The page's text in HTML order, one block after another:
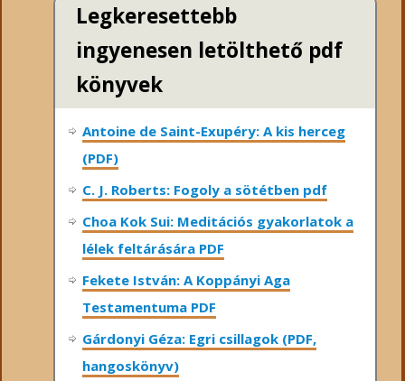
Legkeresettebb
ingyenesen letölthető pdf
könyvek
Antoine de Saint-Exupéry: A kis herceg
(PDF)
C. J. Roberts: Fogoly a sötétben pdf
Choa Kok Sui: Meditációs gyakorlatok a
lélek feltárására PDF
Fekete István: A Koppányi Aga
Testamentuma PDF
Gárdonyi Géza: Egri csillagok (PDF,
hangoskönyv)